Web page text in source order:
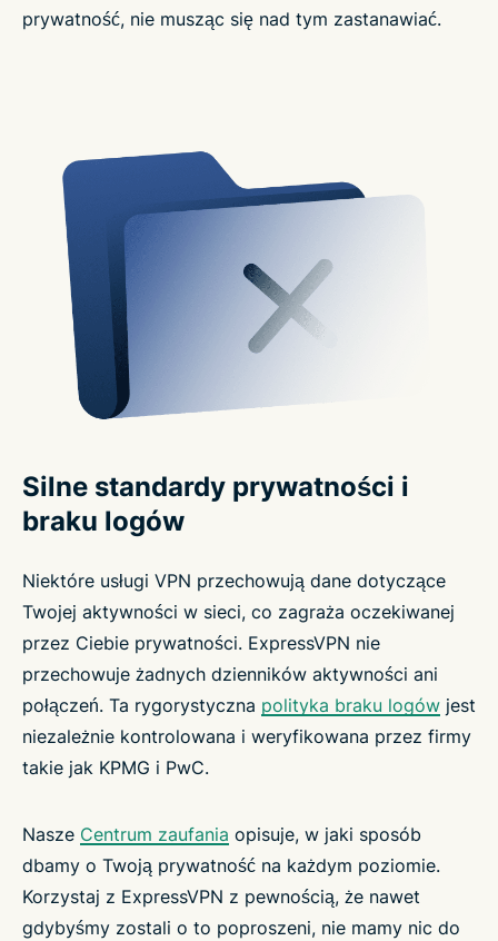
prywatność, nie musząc się nad tym zastanawiać.
Silne standardy prywatności i
braku logów
Niektóre usługi VPN przechowują dane dotyczące
Twojej aktywności w sieci, co zagraża oczekiwanej
przez Ciebie prywatności. ExpressVPN nie
przechowuje żadnych dzienników aktywności ani
połączeń. Ta rygorystyczna polityka braku logów jest
niezależnie kontrolowana i weryfikowana przez firmy
takie jak KPMG i PwC.
Nasze Centrum zaufania opisuje, w jaki sposób
dbamy o Twoją prywatność na każdym poziomie.
Korzystaj z ExpressVPN z pewnością, że nawet
gdybyśmy zostali o to poproszeni, nie mamy nic do